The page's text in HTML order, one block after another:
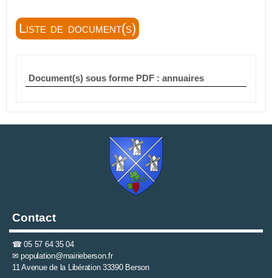
Liste de document(s)
Document(s) sous forme PDF : annuaires
Annuaire des châteaux et vignobles de Berson
Fiche renseignement pour enregistrement sur les
Contact
☎05 57 64 35 04
✉population@mairieberson.fr
11 Avenue de la Libération 33390 Berson